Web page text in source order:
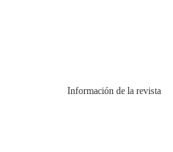
Información de la revista